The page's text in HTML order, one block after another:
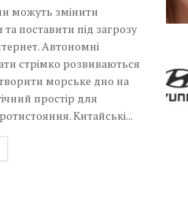
можуть змінити
поставити під загрозу
Автономні
стрімко розвиваються
морське дно на
простір для
Китайські...